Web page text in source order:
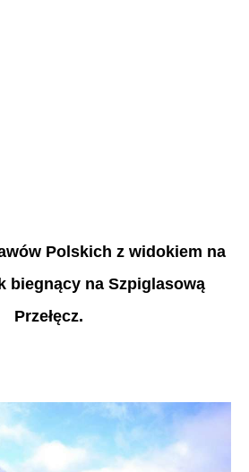
Polskich z widokiem na
biegnący na Szpiglasową
Przełęcz.